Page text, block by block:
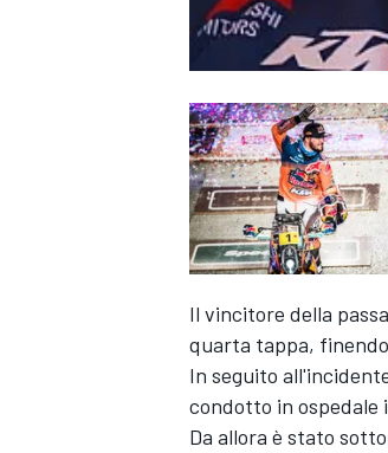
MONOPOSTO
Il vincitore della
quarta tappa,
In seguito
condotto in ospedale
Da allora è stato